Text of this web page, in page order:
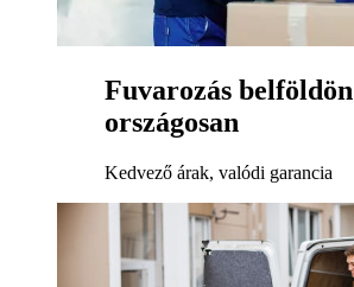
Fuvarozás belföldön
országosan
Kedvező árak, valódi garancia